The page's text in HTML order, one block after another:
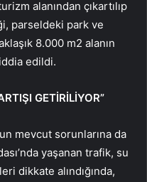
alanından çıkartılıp
parseldeki park ve
8.000 m2 alanın
edildi.
GETİRİLİYOR”
mevcut sorunlarına da
yaşanan trafik, su
dikkate alındığında,